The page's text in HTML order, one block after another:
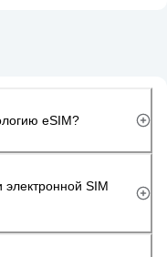
eSIM?
электронной SIM